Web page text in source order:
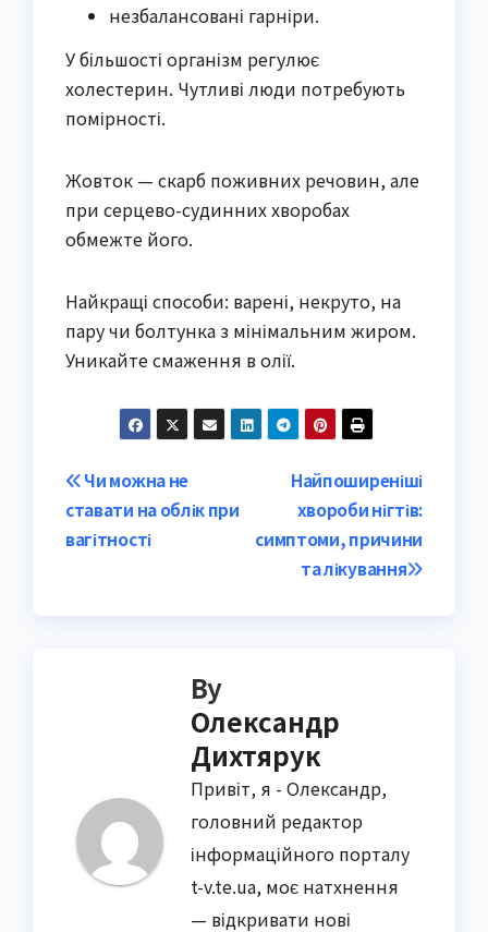
незбалансовані гарніри.
У більшості організм регулює
холестерин. Чутливі люди потребують
помірності.
Жовток — скарб поживних речовин, але
при серцево-судинних хворобах
обмежте його.
Найкращі способи: варені, некруто, на
пару чи болтунка з мінімальним жиром.
Уникайте смаження в олії.
Post
navigation
Найпоширеніші
хвороби нігтів:
симптоми, причини
та лікування
Чи можна не
ставати на облік при
вагітності
By
Олександр
Дихтярук
Привіт, я - Олександр,
головний редактор
інформаційного порталу
t-v.te.ua, моє натхнення
— відкривати нові